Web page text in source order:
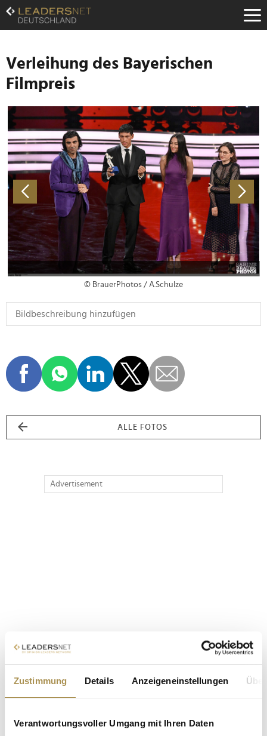
Zustimmung Details Anzeigeneinstellungen
Verantwortungsvoller Umgang mit Ihren Daten
Zum
Inhalt
Zur
Navigation
Zur
Hauptnavigation
Verleihung des Bayerischen
Filmpreis
© BrauerPhotos / A.Schulze
ALLE FOTOS
Advertisement